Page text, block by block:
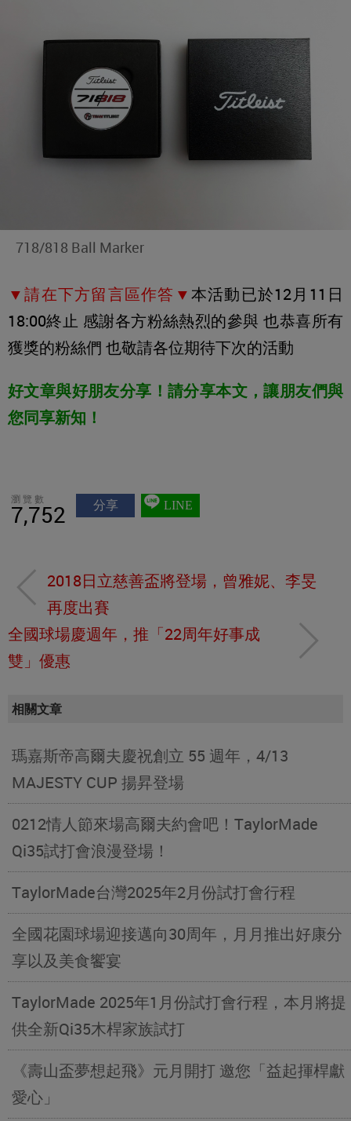
718/818 Ball Marker
▼請在下方留言區作答▼本活動已於12月11日
18:00終止 感謝各方粉絲熱烈的參與 也恭喜所有
獲獎的粉絲們 也敬請各位期待下次的活動
好文章與好朋友分享！請分享本文，讓朋友們與
您同享新知！
瀏覽數
7,752 分享 LINE
2018日立慈善盃將登場，曾雅妮、李旻
再度出賽
全國球場慶週年，推「22周年好事成
雙」優惠
相關文章
瑪嘉斯帝高爾夫慶祝創立 55 週年，4/13
MAJESTY CUP 揚昇登場
0212情人節來場高爾夫約會吧！TaylorMade
Qi35試打會浪漫登場！
TaylorMade台灣2025年2月份試打會行程
全國花園球場迎接邁向30周年，月月推出好康分
享以及美食饗宴
TaylorMade 2025年1月份試打會行程，本月將提
供全新Qi35木桿家族試打
《壽山盃夢想起飛》元月開打 邀您「益起揮桿獻
愛心」